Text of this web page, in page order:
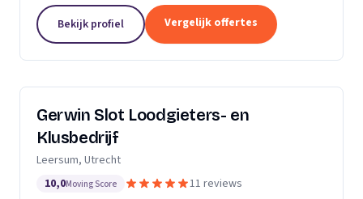
met bijna 20 jaar ervaring in de bouwsector. Ik...
Bekijk profiel Vergelijk offertes
Gerwin Slot Loodgieters- en
Klusbedrijf
Leersum, Utrecht
10,0Moving Score 11 reviews